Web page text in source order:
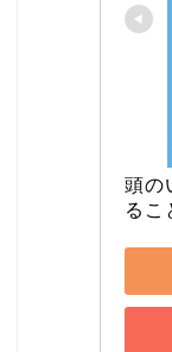
頭の
るこ